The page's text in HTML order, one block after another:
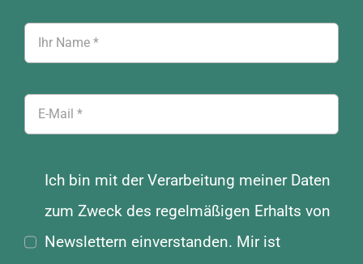
Ich bin mit der Verarbeitung meiner Daten
zum Zweck des regelmäßigen Erhalts von
Newslettern einverstanden. Mir ist